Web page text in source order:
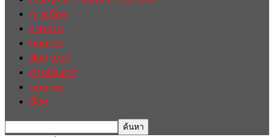
การเมือง
รายงาน
บทความ
สัมภาษณ์
ต่างประเทศ
english
อื่นๆ